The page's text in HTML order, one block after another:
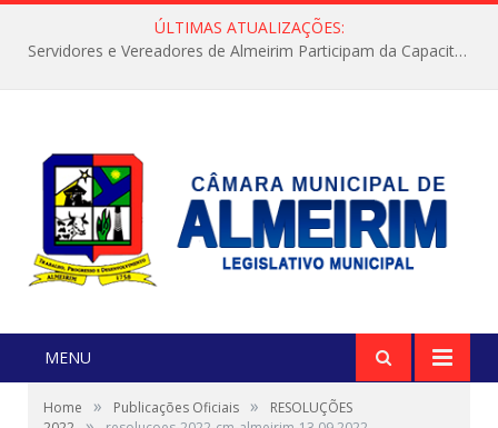
ÚLTIMAS ATUALIZAÇÕES:
Servidores e Vereadores de Almeirim Participam da Capacitação “Orientar é a Nossa Missão”
MENU
Home » Publicações Oficiais »
RESOLUÇÕES